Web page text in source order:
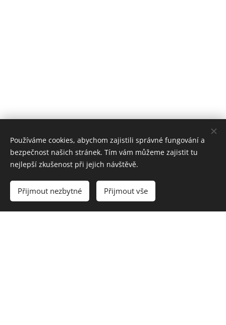
Používáme cookies, abychom zajistili správné fungování a
bezpečnost našich stránek. Tím vám můžeme zajistit tu
nejlepší zkušenost při jejich návštěvě.
Přijmout nezbytné Přijmout vše